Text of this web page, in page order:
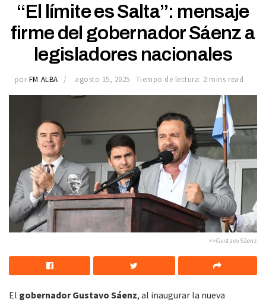
“El límite es Salta”: mensaje
firme del gobernador Sáenz a
legisladores nacionales
por FM ALBA agosto 15, 2025 Tiempo de lectura: 2 mins read
>>Gustavo Sáenz
El gobernador Gustavo Sáenz, al inaugurar la nueva